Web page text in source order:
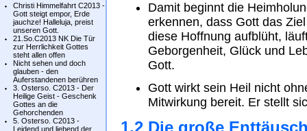
Christi Himmelfahrt C2013 -
Gott steigt empor, Erde
jauchze! Halleluja, preist
unseren Gott.
21.So.C2013 NK Die Tür
zur Herrlichkeit Gottes
steht allen offen
Nicht sehen und doch
glauben - den
Auferstandenen berühren
3. Osterso. C2013 - Der
Heilige Geist - Geschenk
Gottes an die
Gehorchenden
5. Osterso. C2013 -
Leidend und liebend der
Damit beginnt die
erkennen, dass Gott das
diese Hoffnung aufblüht,
Geborgenheit, Glück und
Gott.
Gott wirkt sein Heil nicht
Mitwirkung bereit. Er stellt
1.2 Die große